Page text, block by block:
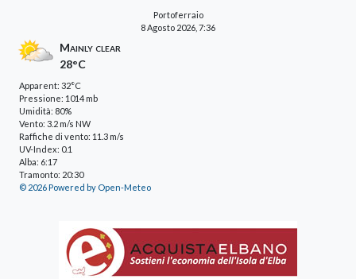
Portoferraio
8 Agosto 2026, 7:36
Mainly clear
28°C
Apparent: 32°C
Pressione: 1014 mb
Umidità: 80%
Vento: 3.2 m/s NW
Raffiche di vento: 11.3 m/s
UV-Index: 0.1
Alba: 6:17
Tramonto: 20:30
© 2026 Powered by Open-Meteo